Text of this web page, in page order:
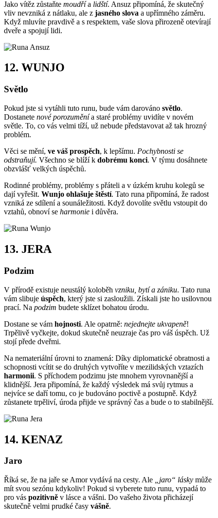
Jako vítěz zůstaňte moudřía lidští. Ansuz připomíná, že skutečný
vliv nevzniká z nátlaku, ale z jasného slova a upřímného záměru.
Když mluvíte pravdivě a s respektem, vaše slova přirozeně otevírají
dveře a spojují lidi.
12. WUNJO
Světlo
Pokud jste si vytáhli tuto runu, bude vám darováno světlo.
Dostanete nové porozuměnía staré problémy uvidíte v novém
světle. To, co vás velmi tíží, už nebude představovat až tak hrozný
problém.
Věci se mění, ve váš prospěch, k lepšímu. Pochybnosti se
odstraňují. Všechno se blíží k dobrému konci. V týmu dosáhnete
obzvlášť velkých úspěchů.
Rodinné problémy, problémy s přáteli a v úzkém kruhu kolegů se
dají vyřešit. Wunjo ohlašuje štěstí. Tato runa připomíná, že radost
vzniká ze sdílení a sounáležitosti. Když dovolíte světlu vstoupit do
vztahů, obnoví se harmonie i důvěra.
13. JERA
Podzim
V přírodě existuje neustálý koloběh vzniku, bytí a zániku. Tato runa
vám slibuje úspěch, který jste si zasloužili. Získali jste ho usilovnou
prací. Na podzim budete sklízet bohatou úrodu.
Dostane se vám hojnosti. Ale opatrně: nejednejte ukvapeně!
Trpělivě vyčkejte, dokud skutečně neuzraje čas pro váš úspěch. Už
stojí přede dveřmi.
Na nemateriální úrovni to znamená: Díky diplomatické obratnosti a
schopnosti vcítit se do druhých vytvoříte v mezilidských vztazích
harmonii. S příchodem podzimu jste mnohem vyrovnanější a
klidnější. Jera připomíná, že každý výsledek má svůj rytmus a
nejvíce se daří tomu, co je budováno poctivě a postupně. Když
zůstanete trpěliví, úroda přijde ve správný čas a bude o to stabilnější.
14. KENAZ
Jaro
Říká se, že na jaře se Amor vydává na cesty. Ale „jaro“ lásky může
mít svou sezónu kdykoliv! Pokud si vyberete tuto runu, vypadá to
pro vás pozitivně v lásce a vášni. Do vašeho života přicházejí
skutečně velmi prudké časy vášně.